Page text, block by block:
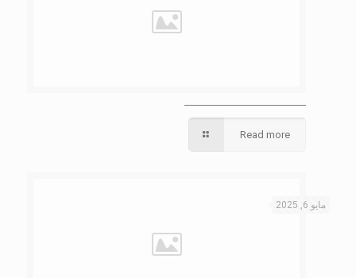
Read more
مايو 6, 2025